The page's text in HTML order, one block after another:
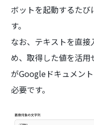
ボットを起動するた
す。
なお、テキストを直
め、取得した値を活
がGoogleドキュメン
必要です。